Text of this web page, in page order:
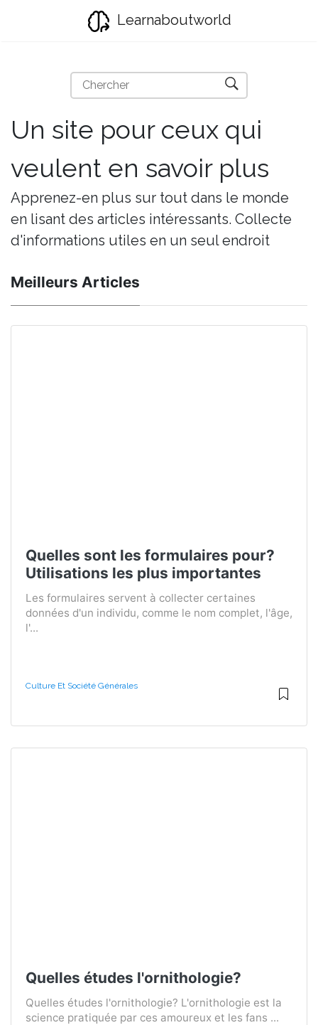
Learnaboutworld
Un site pour ceux qui
veulent en savoir plus
Apprenez-en plus sur tout dans le monde
en lisant des articles intéressants. Collecte
d'informations utiles en un seul endroit
Meilleurs Articles
Quelles sont les formulaires pour?
Utilisations les plus importantes
Les formulaires servent à collecter certaines
données d'un individu, comme le nom complet, l'âge,
l'...
Culture Et Société Générales
Quelles études l'ornithologie?
Quelles études l'ornithologie? L'ornithologie est la
science pratiquée par ces amoureux et les fans ...